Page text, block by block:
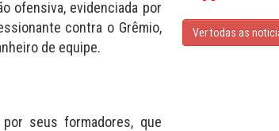
ofensiva, evidenciada por
contra o Grêmio,
de equipe.
seus formadores, que
Ver todas as